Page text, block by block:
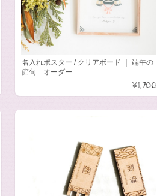
名入れポスター / クリアボード ｜ 端午の
節句 オーダー
¥1,700